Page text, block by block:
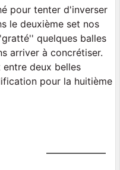
pour tenter d'inverser
le deuxième set nos
quelques balles
arriver à concrétiser.
deux belles
pour la huitième